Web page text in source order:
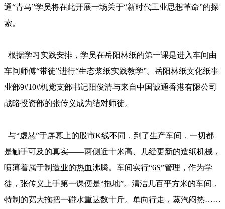
通“青马”学员将在此开展一场关于“新时代工业思想革命”的探
索。
根据学习实践安排，学员在岳阳林纸的第一课是进入车间由
车间师傅“带徒”进行“生态浆纸实践教学”。岳阳林纸文化纸事
业部9#10#机党支部书记阳俊清与来自中国诚通香港有限公司
战略投资部的张传义成为结对师徒。
与“虚悬”于屏幕上的股市K线不同，到了生产车间，一切都
是触手可及的真实——两侧近十米高、几经更新的造纸机械，
喷薄着属于制造业的热血沸腾。车间实行“6S”管理，作为学
徒，张传义上手第一课便是“拖地”。清洁几百平方米的车间，
特制的宽大拖把一碰水重达数十斤。单向行走，蒸汽闷热……